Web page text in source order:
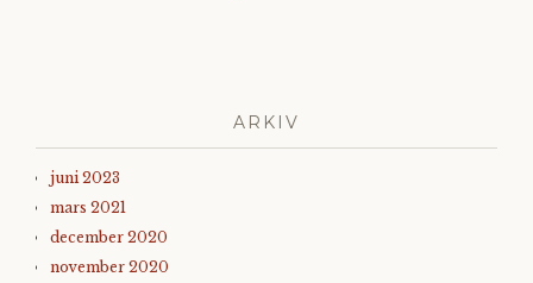
ARKIV
juni 2023
mars 2021
december 2020
november 2020